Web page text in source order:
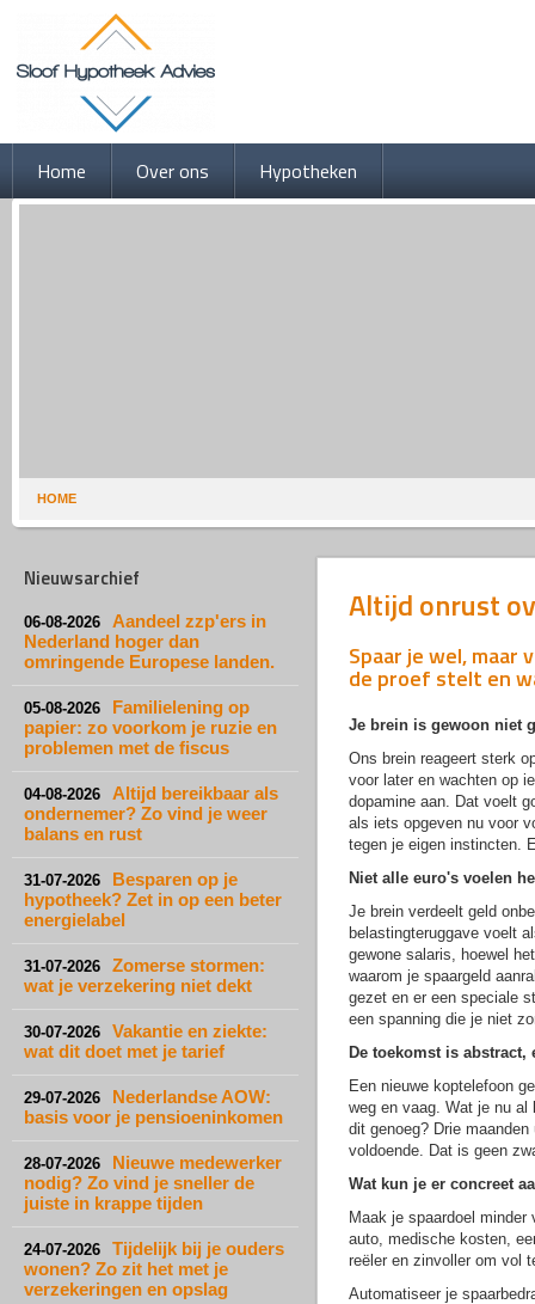
HOME
Home Over ons Hypotheken
Nieuwsarchief
06-08-2026
Aandeel zzp'ers in
Nederland hoger dan
omringende Europese landen.
05-08-2026
Familielening op
papier: zo voorkom je ruzie en
problemen met de fiscus
04-08-2026
Altijd bereikbaar als
ondernemer? Zo vind je weer
balans en rust
31-07-2026
Besparen op je
hypotheek? Zet in op een beter
energielabel
31-07-2026
Zomerse stormen:
wat je verzekering niet dekt
30-07-2026
Vakantie en ziekte:
wat dit doet met je tarief
29-07-2026
Nederlandse AOW:
basis voor je pensioeninkomen
28-07-2026
Nieuwe medewerker
nodig? Zo vind je sneller de
juiste in krappe tijden
24-07-2026
Tijdelijk bij je ouders
wonen? Zo zit het met je
verzekeringen en opslag
Altijd onrust
Spaar je wel,
de proef stelt en
Je brein is gewoon niet
Ons brein reageert sterk
voor later en wachten op
dopamine aan. Dat voelt
als iets opgeven nu voor
tegen je eigen instincten.
Niet alle euro's voelen
Je brein verdeelt geld
belastingteruggave voelt
gewone salaris, hoewel
waarom je spaargeld
gezet en er een speciale
een spanning die je niet
De toekomst is abstract,
Een nieuwe koptelefoon
weg en vaag. Wat je nu
dit genoeg? Drie
voldoende. Dat is geen
Wat kun je er concreet
Maak je spaardoel
auto, medische kosten,
reëler en zinvoller om vol
Automatiseer je